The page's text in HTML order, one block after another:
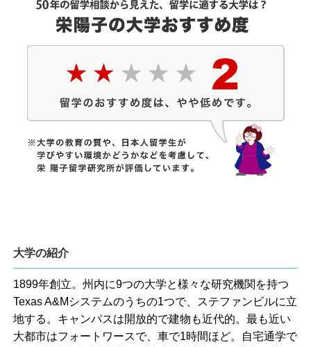
大学の紹介
1899年創立。州内に9つの大学と様々な研究機関を持つ
Texas A&Mシステムのうちの1つで、ステファンビルに立
地する。キャンパスは開放的で建物も近代的。最も近い
大都市はフォートワースで、車で1時間ほど。自宅通学で